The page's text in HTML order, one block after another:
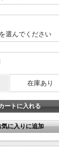
選んでください
在庫あり